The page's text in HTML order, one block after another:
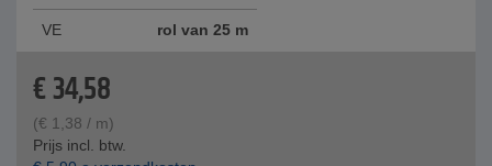
VE rol van 25 m
€34,58
(€ 1,38 / m)
Prijs incl. btw.